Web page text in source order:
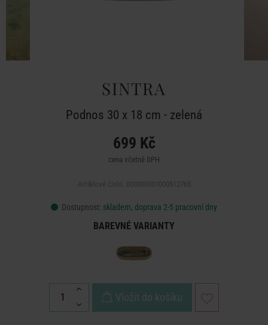
SINTRA
Podnos 30 x 18 cm - zelená
699 Kč
cena včetně DPH
Dostupnost: skladem, doprava 2-5 pracovní dny
BAREVNÉ VARIANTY
Vložit do košíku